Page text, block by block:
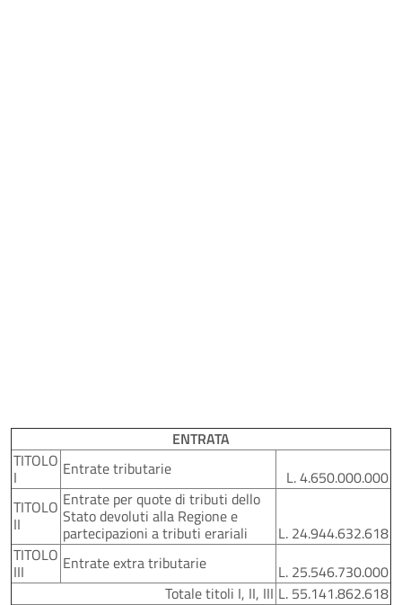
ENTRATA
TITOLO
I Entrate tributarie
L. 4.650.000.000
TITOLO
II
Entrate per quote di tributi dello
Stato devoluti alla Regione e
partecipazioni a tributi erariali
L. 24.944.632.618
TITOLO
III Entrate extra tributarie
L. 25.546.730.000
Totale titoli I, II, III L. 55.141.862.618